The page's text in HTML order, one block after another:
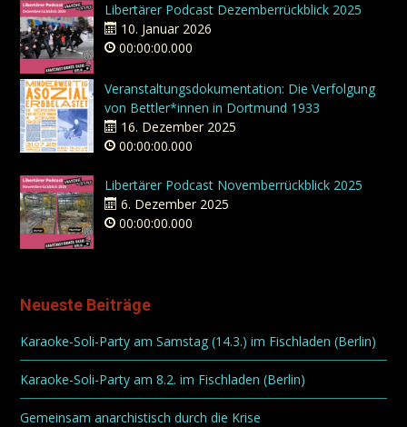
Libertärer Podcast Dezemberrückblick 2025
10. Januar 2026
00:00:00.000
Veranstaltungsdokumentation: Die Verfolgung
von Bettler*innen in Dortmund 1933
16. Dezember 2025
00:00:00.000
Libertärer Podcast Novemberrückblick 2025
6. Dezember 2025
00:00:00.000
Neueste Beiträge
Karaoke-Soli-Party am Samstag (14.3.) im Fischladen (Berlin)
Karaoke-Soli-Party am 8.2. im Fischladen (Berlin)
Gemeinsam anarchistisch durch die Krise